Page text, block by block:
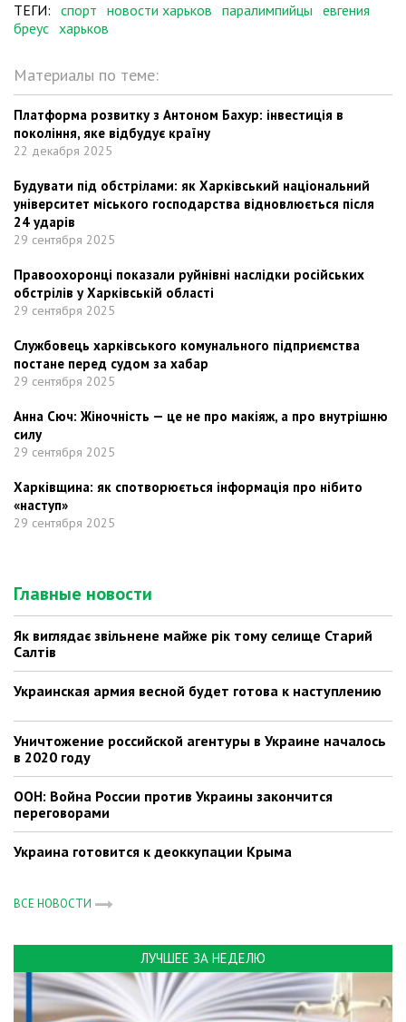
ТЕГИ: спорт новости харьков паралимпийцы евгения
бреус харьков
Материалы по теме:
Платформа розвитку з Антоном Бахур: інвестиція в
покоління, яке відбудує країну
22 декабря 2025
Будувати під обстрілами: як Харківський національний
університет міського господарства відновлюється після
24 ударів
29 сентября 2025
Правоохоронці показали руйнівні наслідки російських
обстрілів у Харківській області
29 сентября 2025
Службовець харківського комунального підприємства
постане перед судом за хабар
29 сентября 2025
Анна Сюч: Жіночність — це не про макіяж, а про внутрішню
силу
29 сентября 2025
Харківщина: як спотворюється інформація про нібито
«наступ»
29 сентября 2025
Главные новости
Як виглядає звільнене майже рік тому селище Старий
Салтів
Украинская армия весной будет готова к наступлению
Уничтожение российской агентуры в Украине началось
в 2020 году
ООН: Война России против Украины закончится
переговорами
Украина готовится к деоккупации Крыма
ВСЕ НОВОСТИ
ЛУЧШЕЕ ЗА НЕДЕЛЮ